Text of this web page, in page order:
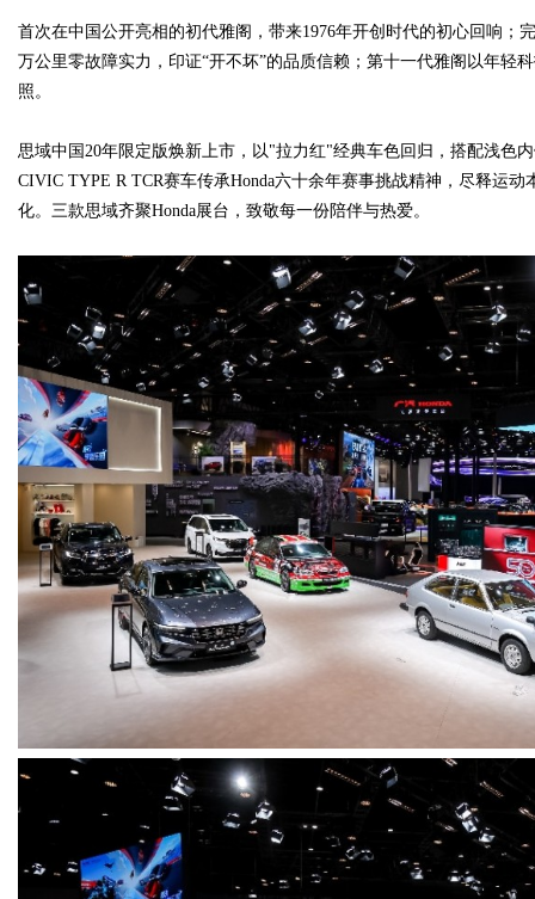
首次在中国公开亮相的初代雅阁，带来1976年开创时代的初心回响；
万公里零故障实力，印证“开不坏”的品质信赖；第十一代雅阁以年轻
照。
思域中国20年限定版焕新上市，以"拉力红"经典车色回归，搭配浅色
CIVIC TYPE R TCR赛车传承Honda六十余年赛事挑战精神，尽释运
化。三款思域齐聚Honda展台，致敬每一份陪伴与热爱。